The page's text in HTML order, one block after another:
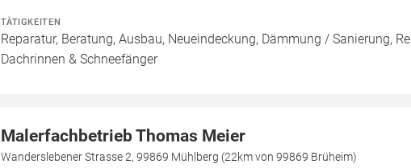
TÄTIGKEITEN
Reparatur, Beratung, Ausbau, Neueindeckung, Dämmung / Sanierung,
Dachrinnen & Schneefänger
Malerfachbetrieb Thomas Meier
Wanderslebener Strasse 2, 99869 Mühlberg (22km von 99869 Brüheim)